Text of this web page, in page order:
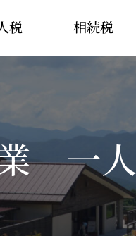
税 相続税
一